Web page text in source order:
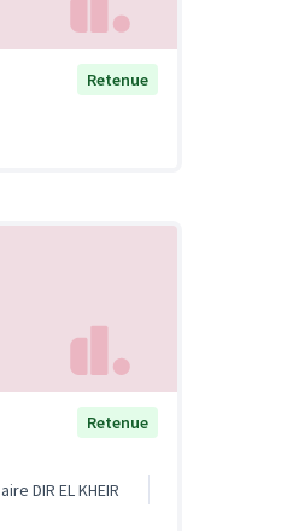
Retenue
Retenue
DIR EL KHEIR